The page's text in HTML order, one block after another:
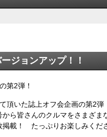
ジョンアップ！！
第2弾！
頂いた誌上オフ会企画の第2
から皆さんのクルマをさまざ
載！ たっぷりお楽しみくだ